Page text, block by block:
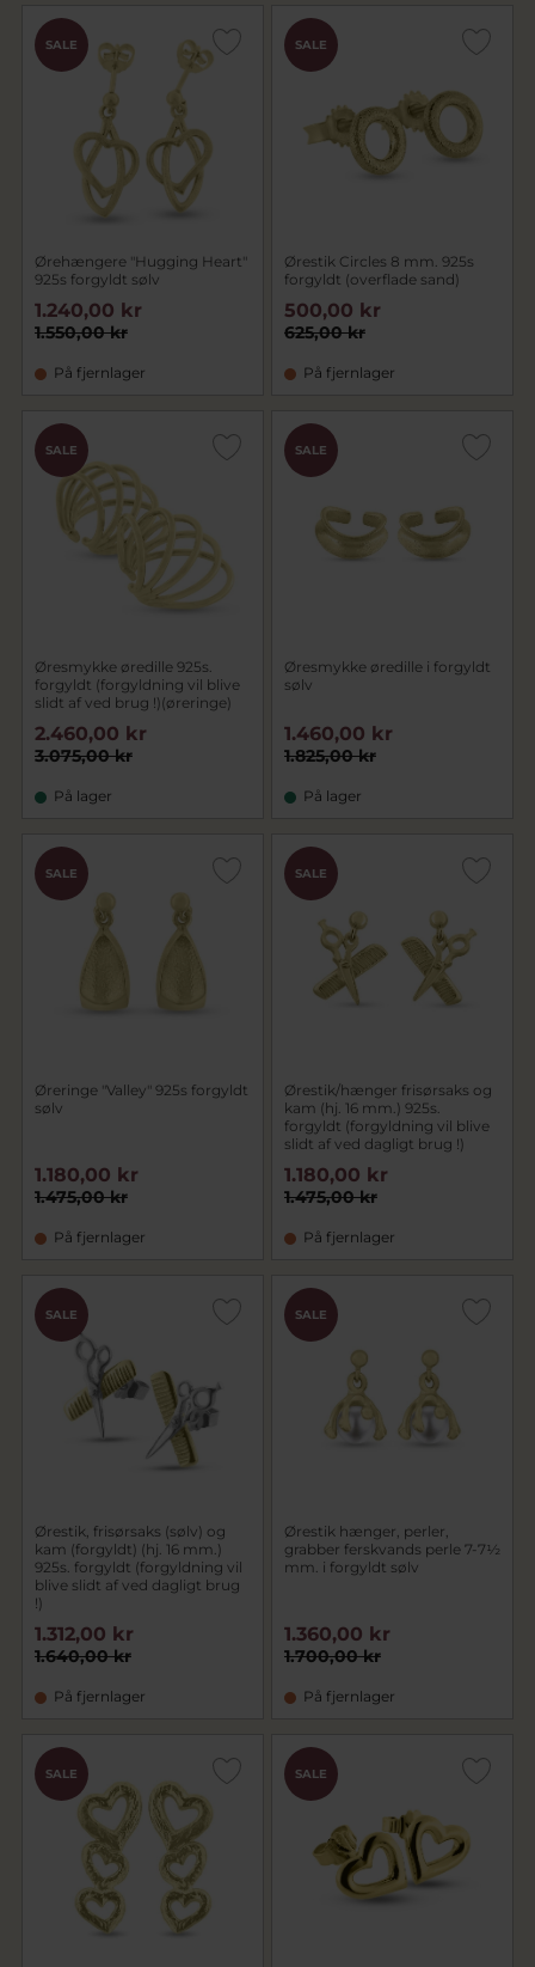
SALE
Ørehængere "Hugging Heart"
925s forgyldt sølv
1.550,00 kr
1.240,00 kr
På fjernlager
SALE
Ørestik Circles 8 mm. 925s
forgyldt (overflade sand)
625,00 kr
500,00 kr
På fjernlager
SALE
Øresmykke øredille 925s.
forgyldt (forgyldning vil blive
slidt af ved brug !)(øreringe)
3.075,00 kr
2.460,00 kr
På lager
SALE
Øresmykke øredille i forgyldt
sølv
1.825,00 kr
1.460,00 kr
På lager
SALE
Øreringe "Valley" 925s forgyldt
sølv
1.475,00 kr
1.180,00 kr
På fjernlager
SALE
Ørestik/hænger frisørsaks og
kam (hj. 16 mm.) 925s.
forgyldt (forgyldning vil blive
slidt af ved dagligt brug !)
1.475,00 kr
1.180,00 kr
På fjernlager
SALE
Ørestik, frisørsaks (sølv) og
kam (forgyldt) (hj. 16 mm.)
925s. forgyldt (forgyldning vil
blive slidt af ved dagligt brug
!)
1.640,00 kr
1.312,00 kr
På fjernlager
SALE
Ørestik hænger, perler,
grabber ferskvands perle 7-7½
mm. i forgyldt sølv
1.700,00 kr
1.360,00 kr
På fjernlager
SALE SALE